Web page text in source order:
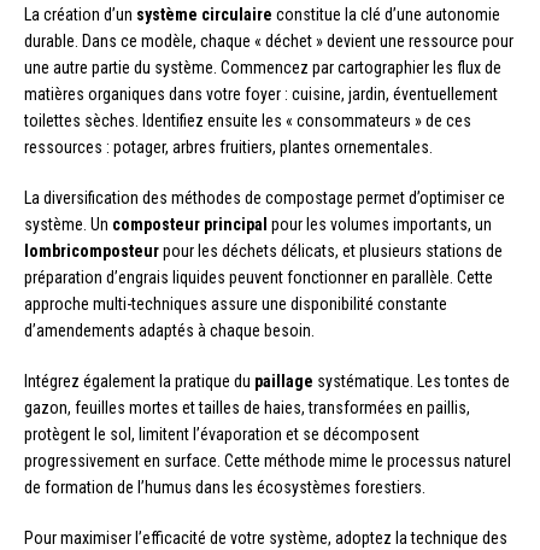
La création d’un système circulaire constitue la clé d’une autonomie
durable. Dans ce modèle, chaque « déchet » devient une ressource pour
une autre partie du système. Commencez par cartographier les flux de
matières organiques dans votre foyer : cuisine, jardin, éventuellement
toilettes sèches. Identifiez ensuite les « consommateurs » de ces
ressources : potager, arbres fruitiers, plantes ornementales.
La diversification des méthodes de compostage permet d’optimiser ce
système. Un composteur principal pour les volumes importants, un
lombricomposteurpour les déchets délicats, et plusieurs stations de
préparation d’engrais liquides peuvent fonctionner en parallèle. Cette
approche multi-techniques assure une disponibilité constante
d’amendements adaptés à chaque besoin.
Intégrez également la pratique du paillage systématique. Les tontes de
gazon, feuilles mortes et tailles de haies, transformées en paillis,
protègent le sol, limitent l’évaporation et se décomposent
progressivement en surface. Cette méthode mime le processus naturel
de formation de l’humus dans les écosystèmes forestiers.
Pour maximiser l’efficacité de votre système, adoptez la technique des